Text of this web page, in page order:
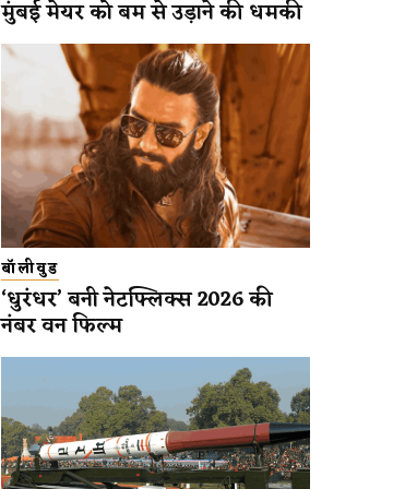
मुंबई मेयर को बम से उड़ाने की धमकी
बॉलीवुड
‘धुरंधर’ बनी नेटफ्लिक्स 2026 की
नंबर वन फिल्म